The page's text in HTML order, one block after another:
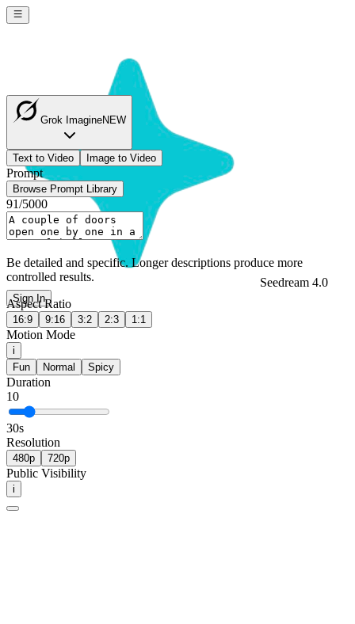
Seedream 4.0
Sign In
Grok ImagineNEW
Text to Video Image to Video
Prompt
Browse Prompt Library
91/5000
Be detailed and specific. Longer descriptions produce more
controlled results.
Aspect Ratio
16:9 9:16 3:2 2:3 1:1
Motion Mode
i
Fun
Normal Spicy
Duration
10
30s
Resolution
480p 720p
Public Visibility
i